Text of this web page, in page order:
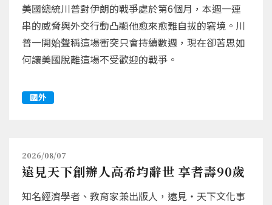
美國總統川普對伊朗的戰爭處於第6個月，本週一連
串的威脅與外交行動凸顯他愈來愈難自拔的窘境。川
普一開始聲稱這場衝突只會持續數週，現在卻苦思如
何讓美國脫離這場不受歡迎的戰爭。
國外
2026/08/07
遠見天下創辦人高希均辭世 享耆壽90歲
知名經濟學者、教育家兼出版人，遠見‧天下文化事